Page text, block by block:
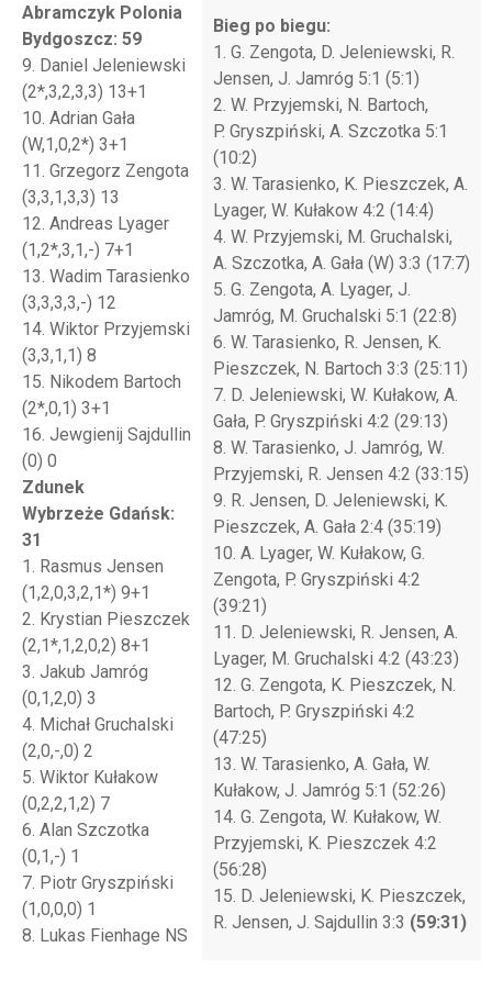
Abramczyk Polonia
Bydgoszcz: 59
9. Daniel Jeleniewski
(2*,3,2,3,3) 13+1
10. Adrian Gała
(W,1,0,2*) 3+1
11. Grzegorz Zengota
(3,3,1,3,3) 13
12. Andreas Lyager
(1,2*,3,1,-) 7+1
13. Wadim Tarasienko
(3,3,3,3,-) 12
14. Wiktor Przyjemski
(3,3,1,1) 8
15. Nikodem Bartoch
(2*,0,1) 3+1
16. Jewgienij Sajdullin
(0) 0
Zdunek
Wybrzeże Gdańsk:
31
1. Rasmus Jensen
(1,2,0,3,2,1*) 9+1
2. Krystian Pieszczek
(2,1*,1,2,0,2) 8+1
3. Jakub Jamróg
(0,1,2,0) 3
4. Michał Gruchalski
(2,0,-,0) 2
5. Wiktor Kułakow
(0,2,2,1,2) 7
6. Alan Szczotka
(0,1,-) 1
7. Piotr Gryszpiński
(1,0,0,0) 1
8. Lukas Fienhage NS
Bieg po biegu:
1. G. Zengota, D. Jeleniewski, R.
Jensen, J. Jamróg 5:1 (5:1)
2. W. Przyjemski, N. Bartoch,
P. Gryszpiński, A. Szczotka 5:1
(10:2)
3. W. Tarasienko, K. Pieszczek, A.
Lyager, W. Kułakow 4:2 (14:4)
4. W. Przyjemski, M. Gruchalski,
A. Szczotka, A. Gała (W) 3:3 (17:7)
5. G. Zengota, A. Lyager, J.
Jamróg, M. Gruchalski 5:1 (22:8)
6. W. Tarasienko, R. Jensen, K.
Pieszczek, N. Bartoch 3:3 (25:11)
7. D. Jeleniewski, W. Kułakow, A.
Gała, P. Gryszpiński 4:2 (29:13)
8. W. Tarasienko, J. Jamróg, W.
Przyjemski, R. Jensen 4:2 (33:15)
9. R. Jensen, D. Jeleniewski, K.
Pieszczek, A. Gała 2:4 (35:19)
10. A. Lyager, W. Kułakow, G.
Zengota, P. Gryszpiński 4:2
(39:21)
11. D. Jeleniewski, R. Jensen, A.
Lyager, M. Gruchalski 4:2 (43:23)
12. G. Zengota, K. Pieszczek, N.
Bartoch, P. Gryszpiński 4:2
(47:25)
13. W. Tarasienko, A. Gała, W.
Kułakow, J. Jamróg 5:1 (52:26)
14. G. Zengota, W. Kułakow, W.
Przyjemski, K. Pieszczek 4:2
(56:28)
15. D. Jeleniewski, K. Pieszczek,
R. Jensen, J. Sajdullin 3:3 (59:31)